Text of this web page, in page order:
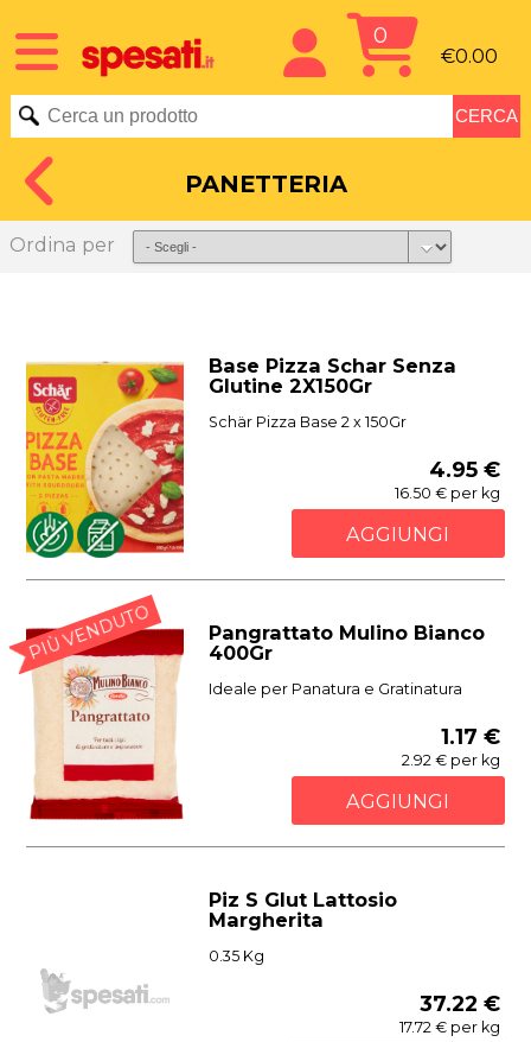
0
€0.00
PANETTERIA
Ordina per
Base Pizza Schar Senza
Glutine 2X150Gr
Schär Pizza Base 2 x 150Gr
4.95 €
16.50 € per kg
AGGIUNGI
PIÙ VENDUTO
Pangrattato Mulino Bianco
400Gr
Ideale per Panatura e Gratinatura
1.17 €
2.92 € per kg
AGGIUNGI
Piz S Glut Lattosio
Margherita
0.35 Kg
37.22 €
17.72 € per kg